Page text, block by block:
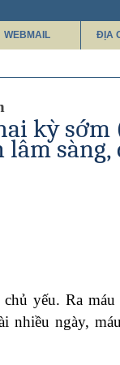
WEBMAIL ĐỊA
kỳ sớm
lâm sàng,
yếu. Ra máu
nhiều ngày,